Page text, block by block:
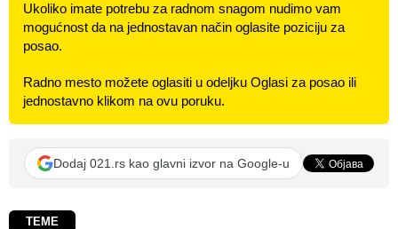
Ukoliko imate potrebu za radnom snagom nudimo vam
mogućnost da na jednostavan način oglasite poziciju za
posao.
Radno mesto možete oglasiti u odeljku Oglasi za posao ili
jednostavno klikom na ovu poruku.
Dodaj 021.rs kao glavni izvor na Google-u
TEME